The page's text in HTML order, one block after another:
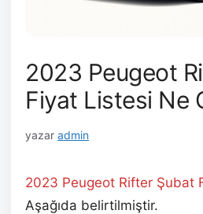
2023 Peugeot
Fiyat Listesi Ne
yazar admin
2023 Peugeot Rifter Şubat
Aşağıda belirtilmiştir.